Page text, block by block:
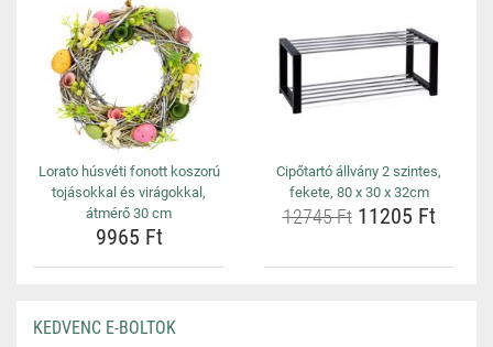
Lorato húsvéti fonott koszorú
tojásokkal és virágokkal,
átmérő 30 cm
9965 Ft
Cipőtartó állvány 2 szintes,
fekete, 80 x 30 x 32cm
12745 Ft11205 Ft
KEDVENC E-BOLTOK